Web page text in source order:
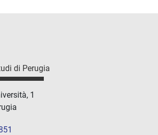
di Perugia
1